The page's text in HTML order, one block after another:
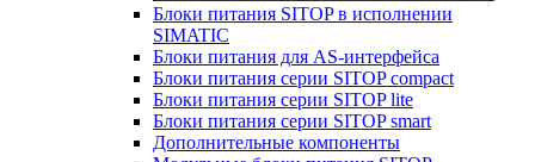
Блоки питания SITOP в исполнении
SIMATIC
Блоки питания для AS-интерфейса
Блоки питания серии SITOP compact
Блоки питания серии SITOP lite
Блоки питания серии SITOP smart
Дополнительные компоненты